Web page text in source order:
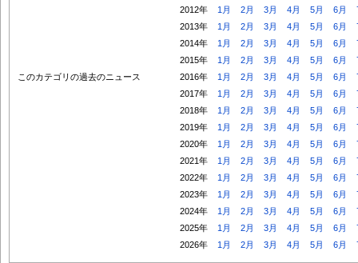
このカテゴリの過去のニュース
2012年 1月 2月 3月 4月 5月 6月
2013年
1月 2月 3月 4月 5月 6月
2014年
1月 2月 3月 4月 5月 6月
2015年
1月 2月 3月 4月 5月 6月
2016年
1月 2月 3月 4月 5月 6月
2017年
1月 2月 3月 4月 5月 6月
2018年
1月 2月 3月 4月 5月 6月
2019年
1月 2月 3月 4月 5月 6月
2020年
1月 2月 3月 4月 5月 6月
2021年
1月 2月 3月 4月 5月 6月
2022年
1月 2月 3月 4月 5月 6月
2023年
1月 2月 3月 4月 5月 6月
2024年
1月 2月 3月 4月 5月 6月
2025年
1月 2月 3月 4月 5月 6月
2026年
1月 2月 3月 4月 5月 6月